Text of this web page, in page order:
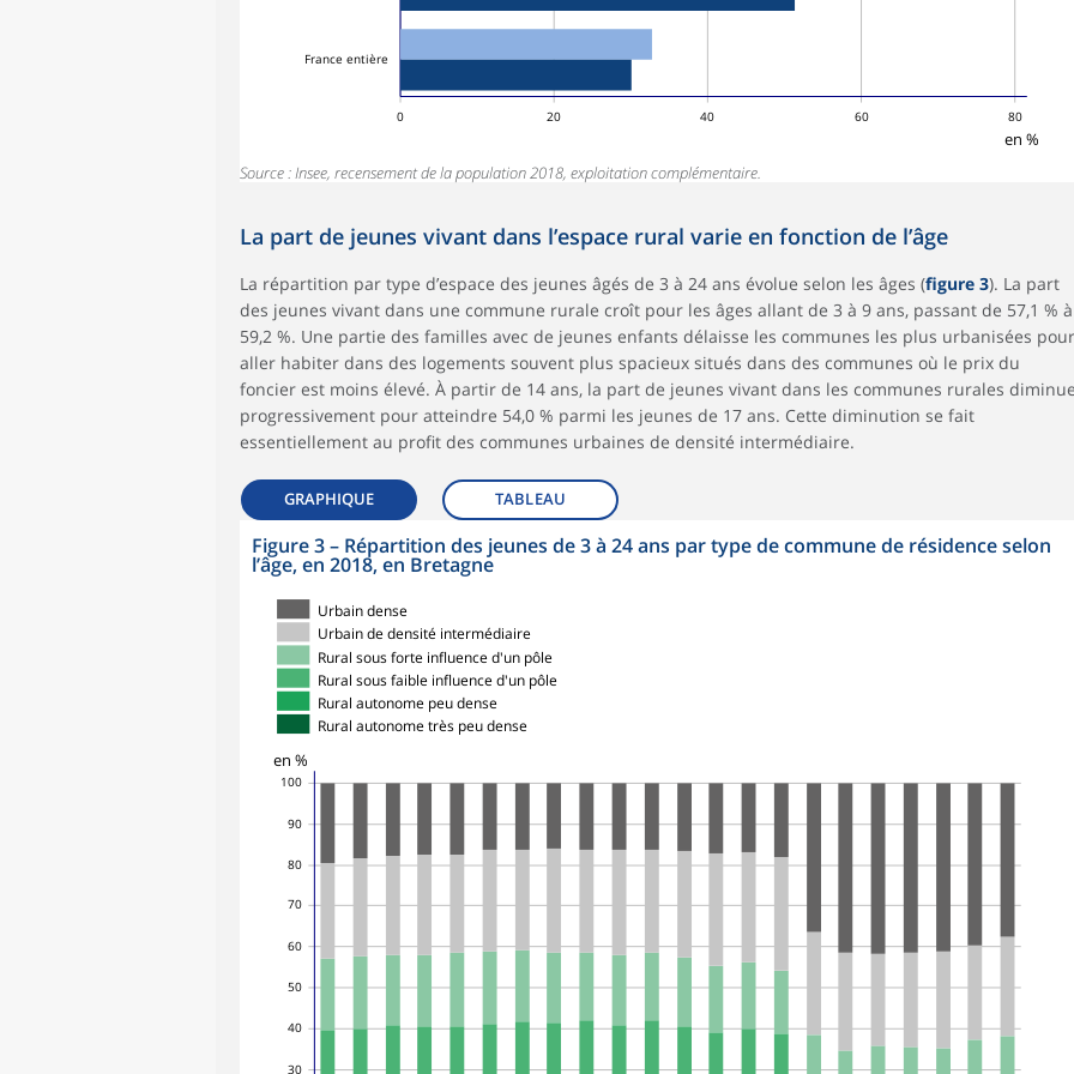
0 20 40 60 80
en %
France entière
Source : Insee, recensement de la population 2018, exploitation complémentaire.
La part de jeunes vivant dans l’espace rural varie en fonction de l’âge
La répartition par type d’espace des jeunes âgés de 3 à 24 ans évolue selon les âges (figure 3). La part
des jeunes vivant dans une commune rurale croît pour les âges allant de 3 à 9 ans, passant de 57,1 % à
59,2 %. Une partie des familles avec de jeunes enfants délaisse les communes les plus urbanisées pour
aller habiter dans des logements souvent plus spacieux situés dans des communes où le prix du
foncier est moins élevé. À partir de 14 ans, la part de jeunes vivant dans les communes rurales
progressivement pour atteindre 54,0 % parmi les jeunes de 17 ans. Cette diminution se fait
essentiellement au profit des communes urbaines de densité intermédiaire.
GRAPHIQUE TABLEAU
Figure 3– Répartition des jeunes de 3 à 24 ans par type de commune de résidence selon
l’âge, en 2018, en Bretagne
30
40
50
60
70
80
90
100
en %
Rural autonome très peu dense
Rural autonome peu dense
Rural sous faible influence d'un pôle
Rural sous forte influence d'un pôle
Urbain de densité intermédiaire
Urbain dense